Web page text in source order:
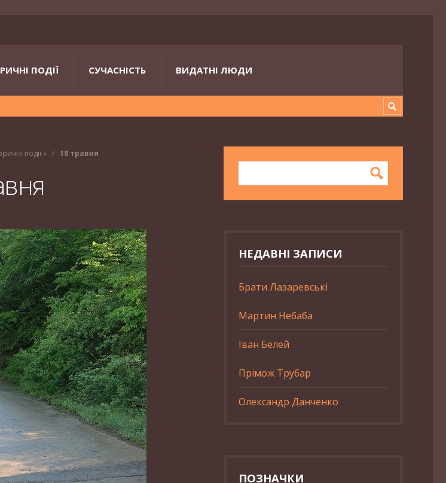
ПОДІЇ СУЧАСНІСТЬ ВИДАТНІ ЛЮДИ
події» 18 травня
НЕДАВНІ ЗАПИСИ
Брати Лазаревські
Мартин Небаба
Іван Белей
Прімож Трубар
Олександр Данченко
ПОЗНАЧКИ